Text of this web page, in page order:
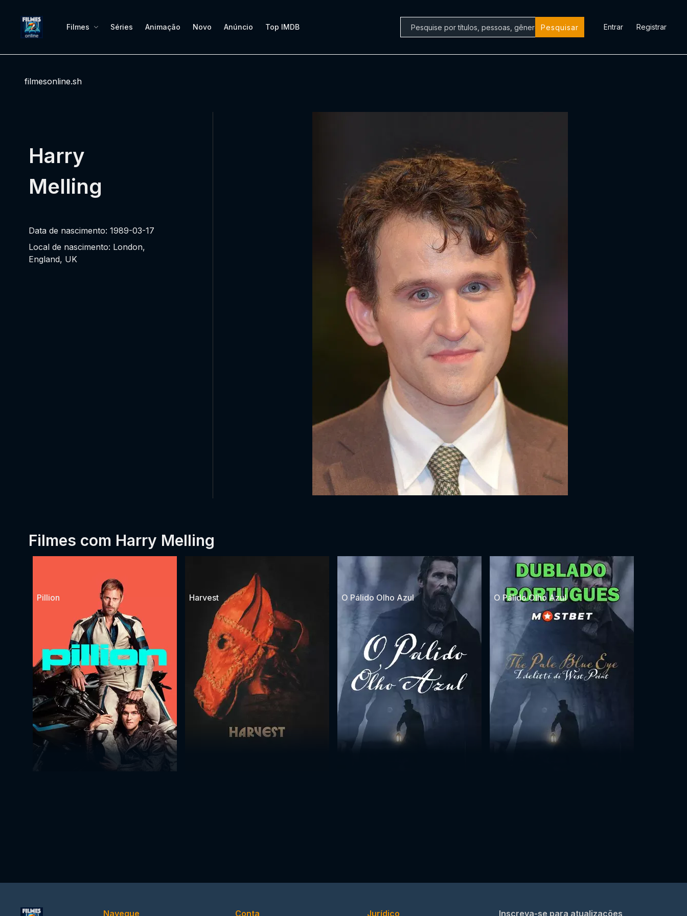
Filmes Séries Animação Novo Anúncio Top IMDB Pesquisar Entrar Registrar
filmesonline.sh
Harry
Melling
Data de nascimento: 1989-03-17
Local de nascimento: London,
England, UK
Filmes com Harry Melling
Pillion Harvest O Pálido Olho Azul O Pálido Olho Azul
Navegue Conta Jurídico Inscreva-se para atualizações